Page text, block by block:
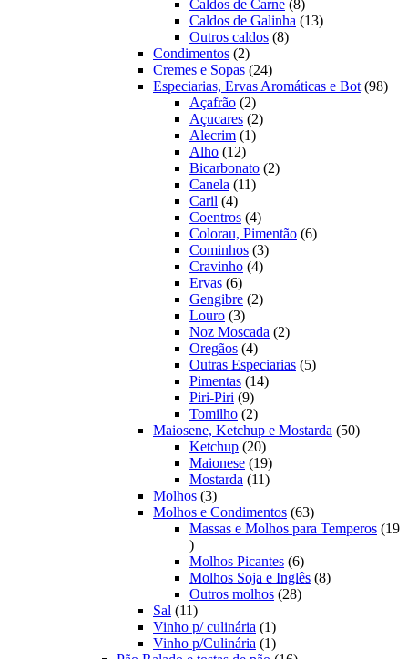
produtos
Caldos de Carne 88
produtos
Caldos de Galinha 1313
Outros caldos 88
Condimentos 22
produtos
Cremes e Sopas 2424
produtos
Especiarias, Ervas Aromáticas e Bot 9898
Açafrão 22
produtos
Açucares 22
Alecrim 11
Alho 1212
produtos
Bicarbonato 22
Canela 1111
Caril 44
produtos
Coentros 44
produtos
Colorau, Pimentão 66
Cominhos 33
Cravinho 44
Ervas 66
produtos
Gengibre 22
Louro 33
produtos
Noz Moscada 22
Oregãos 44
produtos
Outras Especiarias 55
Pimentas 1414
Piri-Piri 99
produtos
Tomilho 22
produtos
Maiosene, Ketchup e Mostarda 5050
Ketchup 2020
produtos
Maionese 1919
produtos
Mostarda 1111
Molhos 33
produtos
Molhos e Condimentos 6363
produtos
Massas e Molhos para Temperos 19
19
produtos
Molhos Picantes 66
produtos
Molhos Soja e Inglês 88
Outros molhos 2828
Sal 1111
produtos
Vinho p/ culinária 11
produto
Vinho p/Culinária 11